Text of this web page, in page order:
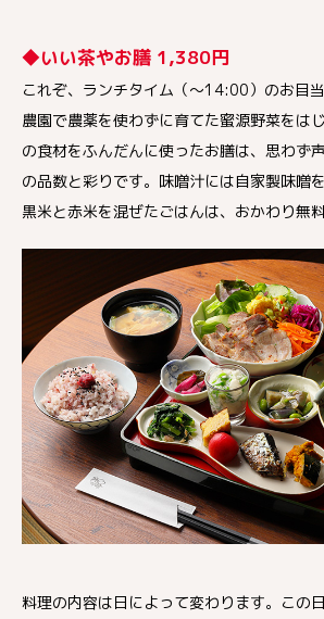
◆いい茶やお膳 1,380円
これぞ、ランチタイム（〜14:00）のお目
農園で農薬を使わずに育てた蜜源野菜をは
の食材をふんだんに使ったお膳は、思わず
の品数と彩りです。味噌汁には自家製味噌
黒米と赤米を混ぜたごはんは、おかわり無
料理の内容は日によって変わります。この